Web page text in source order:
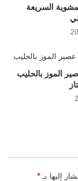
السريعة
الموز بالحليب
إليها بـ *